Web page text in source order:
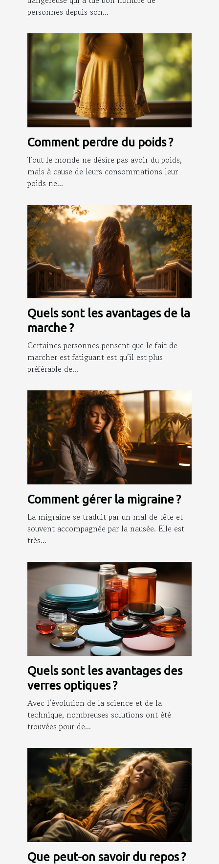
personnes depuis son...
Comment perdre du poids ?
Tout le monde ne désire pas avoir du poids,
mais à cause de leurs consommations leur
poids ne...
Quels sont les avantages de la
marche ?
Certaines personnes pensent que le fait de
marcher est fatiguant est qu’il est plus
préférable de...
Comment gérer la migraine ?
La migraine se traduit par un mal de tête et
souvent accompagnée par la nausée. Elle est
très...
Quels sont les avantages des
verres optiques ?
Avec l’évolution de la science et de la
technique, nombreuses solutions ont été
trouvées pour de...
Que peut-on savoir du repos ?